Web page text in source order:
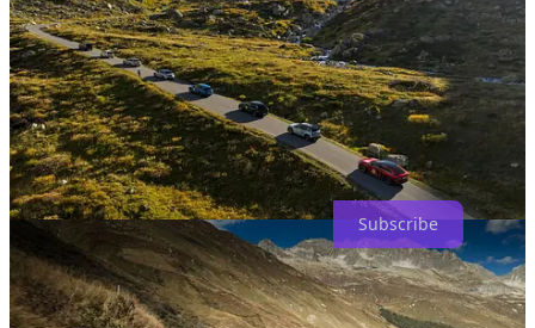
Experiența creată de colegii de laAutocritica e susținută de: OMV
eMotion|BT Leasing|Michelin|Server Config
Abonează-te mai jos ca să primești constant informații explicate +
analize și opinii despre ce se întâmplă cu lumea din jurul tău.
Subscribe
5